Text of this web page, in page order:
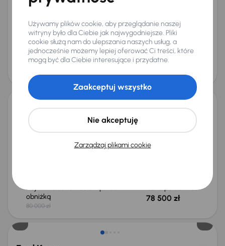
+5 kolejnych
Miesięczna rata
od 190 zł
Cena promocyjna
30 000 zł
Cena
Taniej o 1 500 zł
Ford Kuga
2020 Benzyna1.5 EcoBoost110 kW
Najniższa cena z 30 dni przed
obniżką
80 000 zł
Cena po obniżce
78 500 zł
Używamy plików cookie, aby przeglądanie naszej
witryny było dla Ciebie jak najwygodniejsze. Pliki
cookie służą nam do ulepszania naszych usług, a
jednocześnie możemy lepiej oferować Ci treści, które
mogą być dla Ciebie interesujące i przydatne.
Zarządzaj plikami cookie
Nie akceptuję
Zaakceptuj wszystko